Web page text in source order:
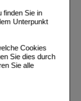
finden Sie in
Unterpunkt
Cookies
Sie dies durch
Sie alle